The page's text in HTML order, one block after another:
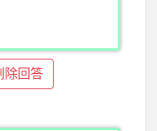
除回答